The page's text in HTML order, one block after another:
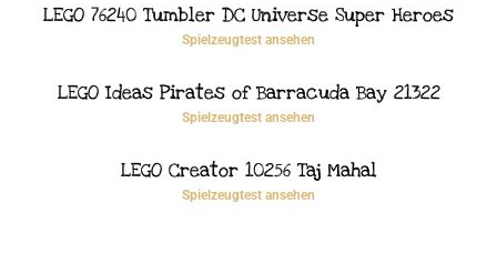
LEGO 76240 Tumbler DC Universe Super Heroes
Spielzeugtest ansehen
LEGO Ideas Pirates of Barracuda Bay 21322
Spielzeugtest ansehen
LEGO Creator 10256 Taj Mahal
Spielzeugtest ansehen